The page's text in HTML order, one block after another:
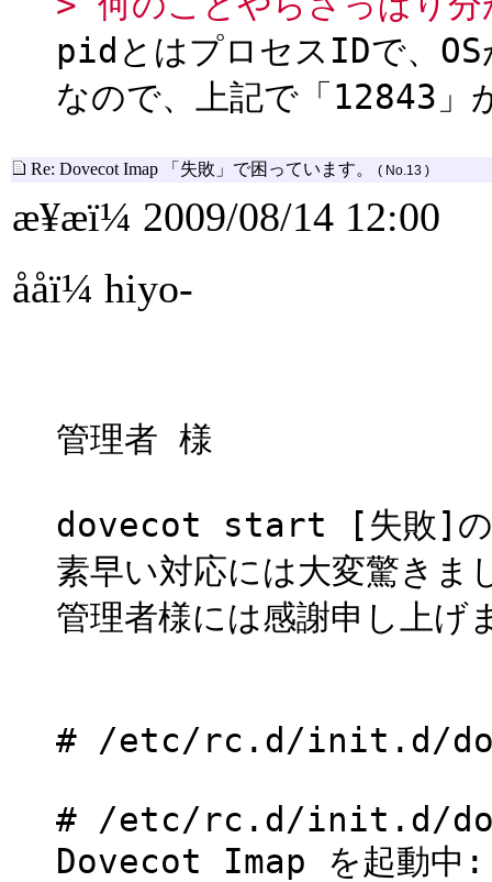
pidとはプロセスIDで、OS
なので、上記で「12843
Re: Dovecot Imap 「失敗」で困っています。 ( No.13 )
æ¥æï¼ 2009/08/14 12:00
ååï¼ hiyo-
管理者 様
dovecot start [失敗]の
素早い対応には大変驚きま
管理者様には感謝申し上げ
# /etc/rc.d/init.d/
# /etc/rc.d/init.d/
Dovecot